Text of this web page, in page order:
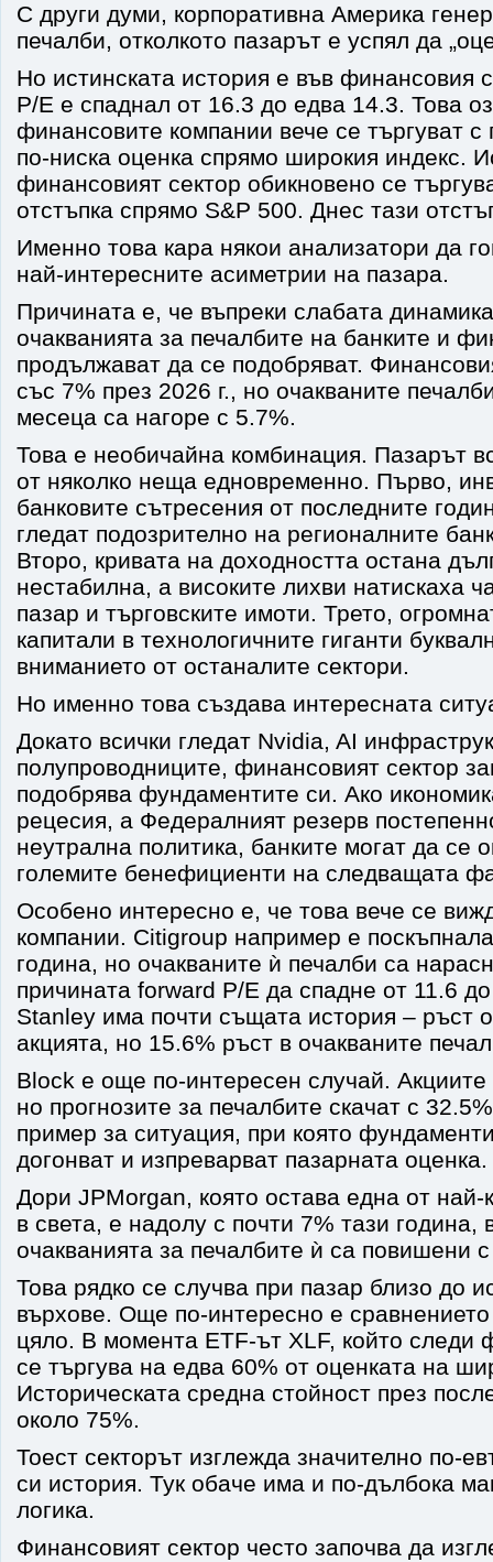
С други думи, корпоративна Америка
печалби, отколкото пазарът е успял да
Но истинската история е във финансовия
P/E е спаднал от 16.3 до едва 14.3. Това
финансовите компании вече се търгуват с
по-ниска оценка спрямо широкия индекс.
финансовият сектор обикновено се
отстъпка спрямо S&P 500. Днес тази
Именно това кара някои анализатори да
най-интересните асиметрии на пазара.
Причината е, че въпреки слабата
очакванията за печалбите на банките и
продължават да се подобряват.
със 7% през 2026 г., но очакваните
месеца са нагоре с 5.7%.
Това е необичайна комбинация. Пазарът
от няколко неща едновременно. Първо,
банковите сътресения от последните
гледат подозрително на регионалните
Второ, кривата на доходността остана
нестабилна, а високите лихви натискаха
пазар и търговските имоти. Трето,
капитали в технологичните гиганти
вниманието от останалите сектори.
Но именно това създава интересната
Докато всички гледат Nvidia, AI
полупроводниците, финансовият сектор
подобрява фундаментите си. Ако
рецесия, а Федералният резерв
неутрална политика, банките могат да се
големите бенефициенти на следващата
Особено интересно е, че това вече се
компании. Citigroup например е
година, но очакваните ѝ печалби са
причината forward P/E да спадне от 11.6
Stanley има почти същата история – ръст
акцията, но 15.6% ръст в очакваните
Block е още по-интересен случай.
но прогнозите за печалбите скачат с
пример за ситуация, при която
догонват и изпреварват пазарната оценка.
Дори JPMorgan, която остава една от най-
в света, е надолу с почти 7% тази година,
очакванията за печалбите ѝ са повишени
Това рядко се случва при пазар близо до
върхове. Още по-интересно е
цяло. В момента ETF-ът XLF, който следи
се търгува на едва 60% от оценката на
Историческата средна стойност през
около 75%.
Тоест секторът изглежда значително по-
си история. Тук обаче има и по-дълбока
логика.
Финансовият сектор често започва да